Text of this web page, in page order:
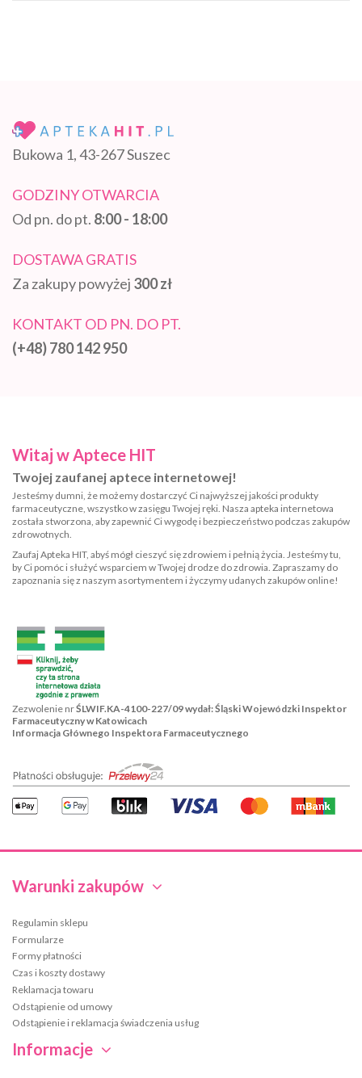
Bukowa 1, 43-267 Suszec
GODZINY OTWARCIA
Od pn. do pt. 8:00 - 18:00
DOSTAWA GRATIS
Za zakupy powyżej 300 zł
KONTAKT OD PN. DO PT.
(+48) 780 142 950
Warunki zakupów
Regulamin sklepu
Formularze
Formy płatności
Czas i koszty dostawy
Reklamacja towaru
Odstąpienie od umowy
Odstąpienie i reklamacja świadczenia usług
Informacje
Witaj w Aptece HIT
Twojej zaufanej aptece internetowej!
Jesteśmy dumni, że możemy dostarczyć Ci najwyższej jakości produkty
farmaceutyczne, wszystko w zasięgu Twojej ręki. Nasza apteka internetowa
została stworzona, aby zapewnić Ci wygodę i bezpieczeństwo podczas zakupów
zdrowotnych.
Zaufaj Apteka HIT, abyś mógł cieszyć się zdrowiem i pełnią życia. Jesteśmy tu,
by Ci pomóc i służyć wsparciem w Twojej drodze do zdrowia. Zapraszamy do
zapoznania się z naszym asortymentem i życzymy udanych zakupów online!
Zezwolenie nrŚLWIF.KA-4100-227/09 wydał: Śląski Wojewódzki Inspektor
Farmaceutyczny w Katowicach
Informacja Głównego Inspektora Farmaceutycznego